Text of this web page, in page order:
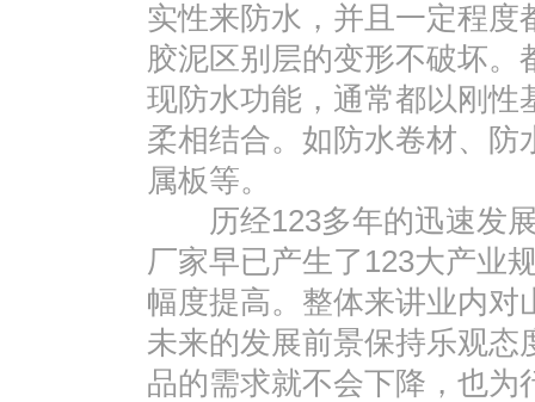
实性来防水，并且一定程度
胶泥区别层的变形不破坏
现防水功能，通常都以刚性
柔相结合。如防水卷材、防
属板等。
历经123多年的迅速发展
厂家早已产生了123大产业
幅度提高。整体来讲业内对
未来的发展前景保持乐观态
品的需求就不会下降，也为